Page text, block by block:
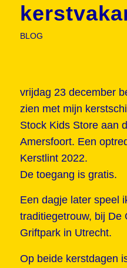
BLOG
vrijdag 23 december
zien met mijn
Stock Kids Store aan
Amersfoort. Een
Kerstlint 2022.
De toegang is gratis.
Een dagje later speel
traditiegetrouw, bij De
Griftpark in Utrecht.
Op beide kerstdagen